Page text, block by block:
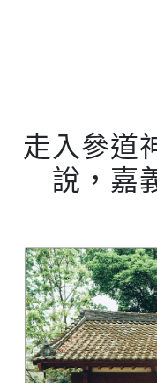
走入參道
說，嘉